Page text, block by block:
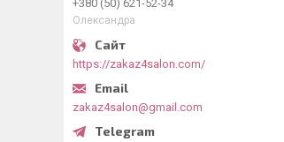
+380 (50) 621-52-34
Олександра
https://zakaz4salon.com/
zakaz4salon@gmail.com